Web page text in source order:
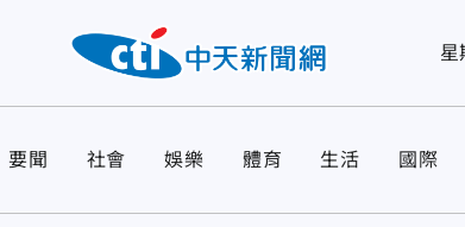
星
要聞 社會 娛樂 體育 生活 國際